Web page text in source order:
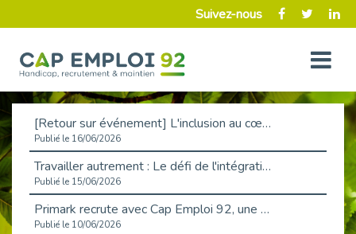
Suivez-nous
[Retour sur événement] L'inclusion au cœur de la Place de l'Emploi à La Défense !
Publié le 16/06/2026
Travailler autrement : Le défi de l'intégration des maladies chroniques en entreprise
Publié le 15/06/2026
Primark recrute avec Cap Emploi 92, une matinée couronnée de succès !
Publié le 10/06/2026